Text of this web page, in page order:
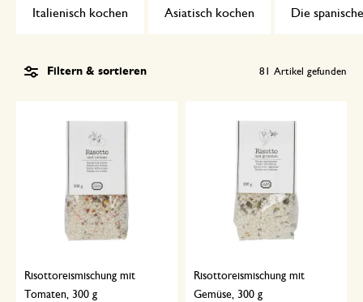
Italienisch kochen Asiatisch kochen Die
Filtern & sortieren 81 Artikel gefunden
Risottoreismischung mit
Tomaten, 300 g
Risottoreismischung mit
Gemüse, 300 g